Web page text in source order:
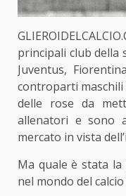
principali club della
Juventus,
controparti
delle rose da
allenatori e sono
mercato in vista
Ma quale è stata la
nel mondo del